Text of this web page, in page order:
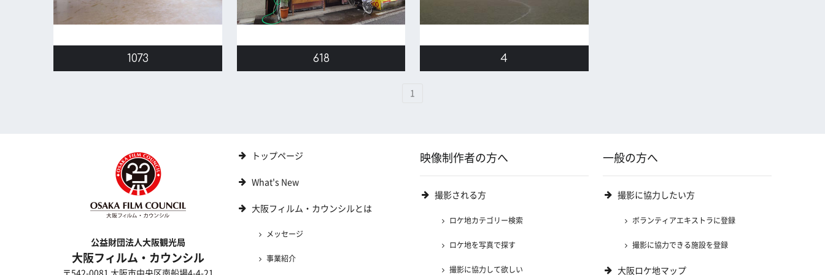
1073 618 4
1
公益財団法人大阪観光局
大阪フィルム・カウンシル
〒542-0081 大阪市中央区南船場4-4-21
トップページ
What's New
大阪フィルム・カウンシルとは
メッセージ
事業紹介
映像制作者の方へ
撮影される方
ロケ地カテゴリー検索
ロケ地を写真で探す
撮影に協力して欲しい
一般の方へ
撮影に協力したい方
ボランティアエキストラに登録
撮影に協力できる施設を登録
大阪ロケ地マップ